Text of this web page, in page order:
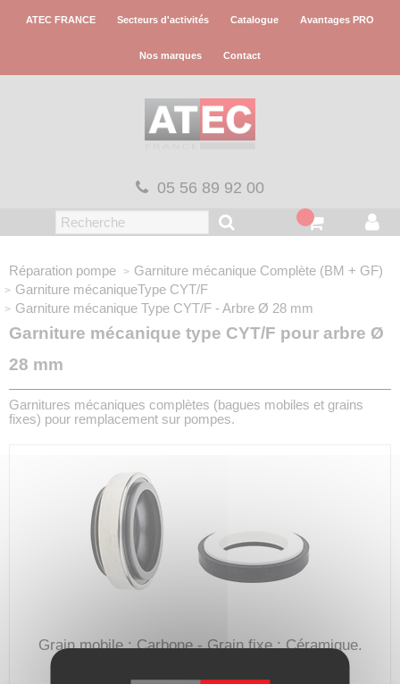
ATEC FRANCE Secteurs d'activités Catalogue Avantages PRO
Nos marques Contact
05 56 89 92 00
Réparation pompe Garniture mécanique Complète (BM + GF)
Garniture mécaniqueType CYT/F
Garniture mécanique Type CYT/F - Arbre Ø 28 mm
Garniture mécanique type CYT/F pour arbre Ø
28 mm
Garnitures mécaniques complètes (bagues mobiles et grains
fixes) pour remplacement sur pompes.
Grain mobile : Carbone - Grain fixe : Céramique.